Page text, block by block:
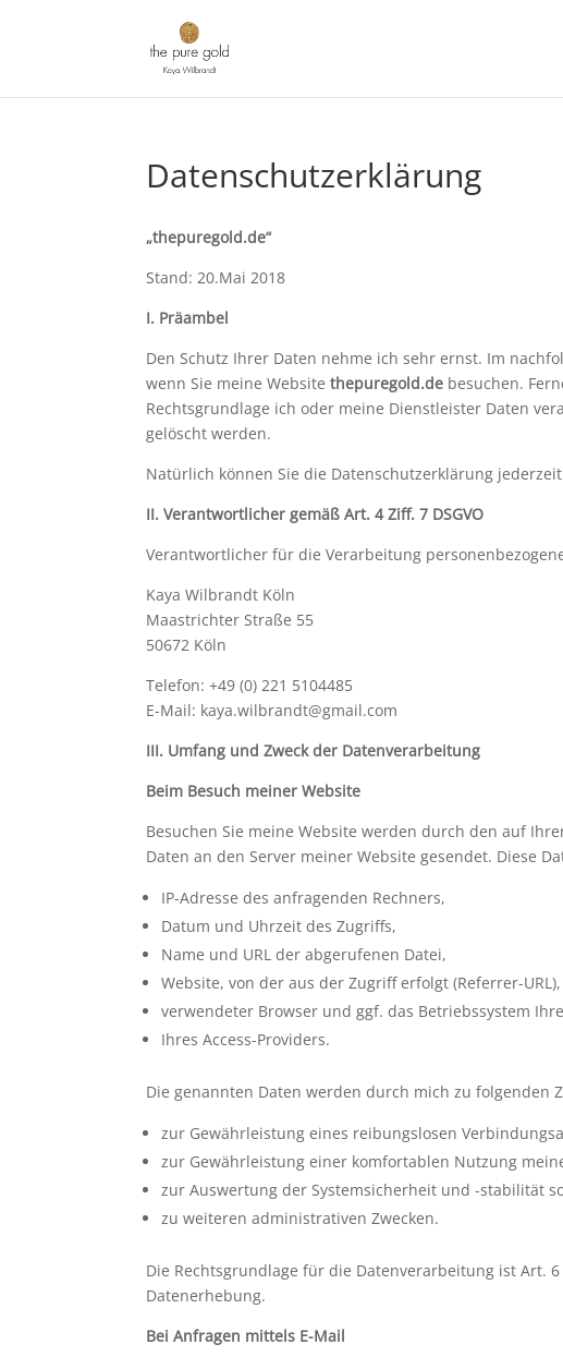
Datenschutzerklärung
„thepuregold.de“
Stand: 20.Mai 2018
I. Präambel
Den Schutz Ihrer Daten nehme ich sehr ernst. Im
wenn Sie meine Website thepuregold.de besuchen.
Rechtsgrundlage ich oder meine Dienstleister Daten
gelöscht werden.
Natürlich können Sie die Datenschutzerklärung
II. Verantwortlicher gemäß Art. 4 Ziff. 7 DSGVO
Verantwortlicher für die Verarbeitung
Kaya Wilbrandt Köln
Maastrichter Straße 55
50672 Köln
Telefon: +49 (0) 221 5104485
E-Mail: kaya.wilbrandt@gmail.com
III. Umfang und Zweck der Datenverarbeitung
Beim Besuch meiner Website
Besuchen Sie meine Website werden durch den auf
Daten an den Server meiner Website gesendet. Diese
IP-Adresse des anfragenden Rechners,
Datum und Uhrzeit des Zugriffs,
Name und URL der abgerufenen Datei,
Website, von der aus der Zugriff erfolgt (Referrer-URL),
verwendeter Browser und ggf. das Betriebssystem
Ihres Access-Providers.
Die genannten Daten werden durch mich zu folgenden
zur Gewährleistung eines reibungslosen
zur Gewährleistung einer komfortablen Nutzung
zur Auswertung der Systemsicherheit und -stabilität
zu weiteren administrativen Zwecken.
Die Rechtsgrundlage für die Datenverarbeitung ist Art.
Datenerhebung.
Bei Anfragen mittels E-Mail